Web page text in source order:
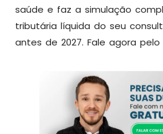
saúde e faz a simulação
tributária líquida do seu
antes de 2027. Fale agora pelo